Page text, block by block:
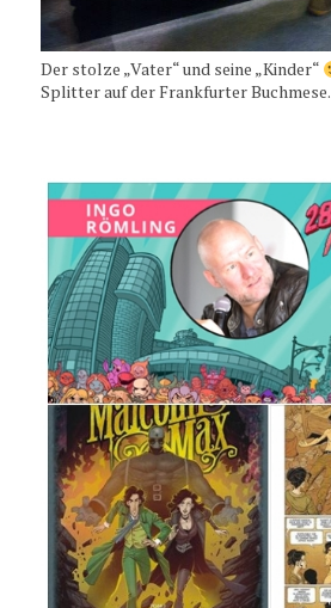
Der stolze „Vater“ und seine „Kinder“
Splitter auf der Frankfurter Buchmese.